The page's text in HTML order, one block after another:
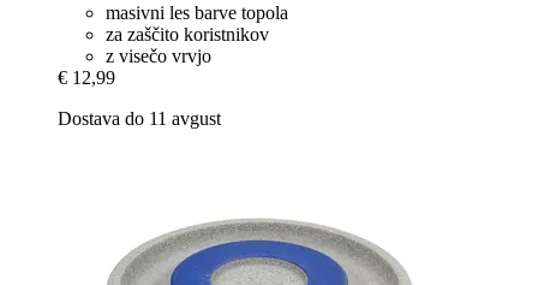
masivni les barve topola
za zaščito koristnikov
z visečo vrvjo
€ 12,99
Dostava do 11 avgust